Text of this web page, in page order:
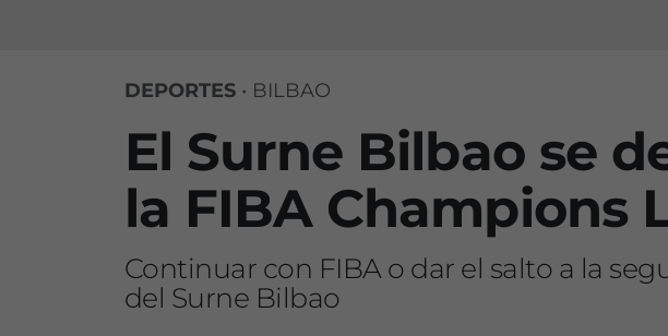
DEPORTES • BILBAO
El Surne Bilbao se
la FIBA Champions
Continuar con FIBA o dar el salto a la
del Surne Bilbao